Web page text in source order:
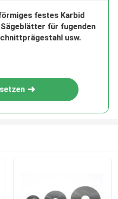
festes Karbid
für fugenden
usw.